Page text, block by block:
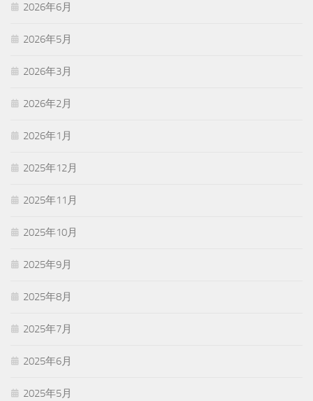
2026年6月
2026年5月
2026年3月
2026年2月
2026年1月
2025年12月
2025年11月
2025年10月
2025年9月
2025年8月
2025年7月
2025年6月
2025年5月